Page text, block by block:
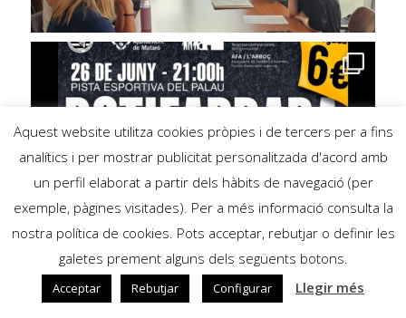
Aquest website utilitza cookies pròpies i de tercers per a fins
analítics i per mostrar publicitat personalitzada d'acord amb
un perfil elaborat a partir dels hàbits de navegació (per
exemple, pàgines visitades). Per a més informació consulta la
nostra política de cookies. Pots acceptar, rebutjar o definir les
galetes prement alguns dels següents botons.
Acceptar Rebutjar Configurar Llegir més